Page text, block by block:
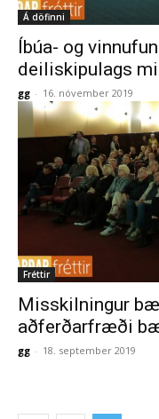
Á döfinni
Íbúa- og
deiliskipulags
gg - 16. nóvember 2019
Fréttir
Misskilningur
aðferðarfræði
gg - 18. september 2019